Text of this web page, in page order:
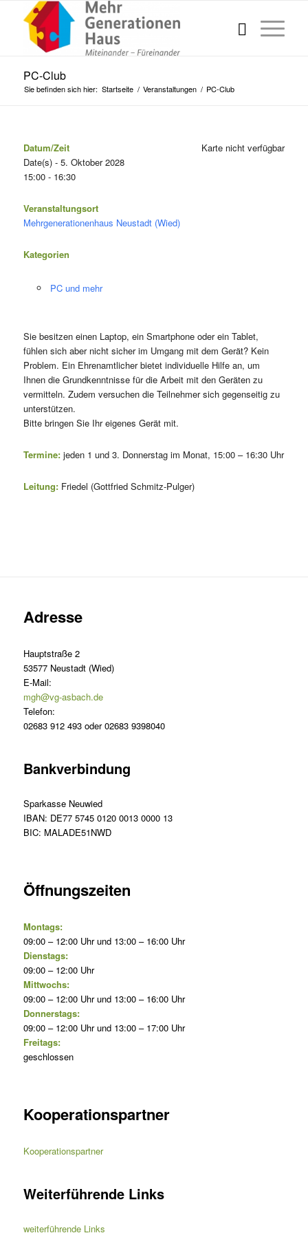
PC-Club
Sie befinden sich hier: Startseite / Veranstaltungen / PC-Club
Karte nicht verfügbar
Datum/Zeit
Date(s) - 5. Oktober 2028
15:00 - 16:30
Veranstaltungsort
Mehrgenerationenhaus Neustadt (Wied)
Kategorien
PC und mehr
Sie besitzen einen Laptop, ein Smartphone oder ein Tablet,
fühlen sich aber nicht sicher im Umgang mit dem Gerät? Kein
Problem. Ein Ehrenamtlicher bietet individuelle Hilfe an, um
Ihnen die Grundkenntnisse für die Arbeit mit den Geräten zu
vermitteln. Zudem versuchen die Teilnehmer sich gegenseitig zu
unterstützen.
Bitte bringen Sie Ihr eigenes Gerät mit.
Termine: jeden 1 und 3. Donnerstag im Monat, 15:00 – 16:30 Uhr
Leitung: Friedel (Gottfried Schmitz-Pulger)
Adresse
Hauptstraße 2
53577 Neustadt (Wied)
E-Mail:
mgh@vg-asbach.de
Telefon:
02683 912 493 oder 02683 9398040
Bankverbindung
Sparkasse Neuwied
IBAN: DE77 5745 0120 0013 0000 13
BIC: MALADE51NWD
Öffnungszeiten
Montags:
09:00 – 12:00 Uhr und 13:00 – 16:00 Uhr
Dienstags:
09:00 – 12:00 Uhr
Mittwochs:
09:00 – 12:00 Uhr und 13:00 – 16:00 Uhr
Donnerstags:
09:00 – 12:00 Uhr und 13:00 – 17:00 Uhr
Freitags:
geschlossen
Kooperationspartner
Kooperationspartner
Weiterführende Links
weiterführende Links